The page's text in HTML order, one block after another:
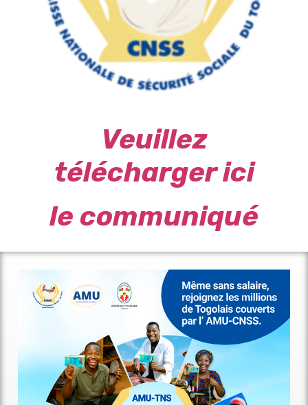
Veuillez
téléchargerici
le communiqué